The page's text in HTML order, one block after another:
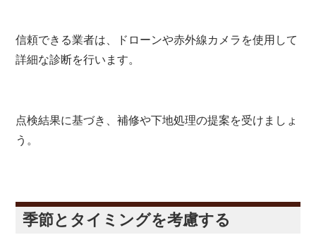
信頼できる業者は、ドローンや赤外線カメラを使用して
詳細な診断を行います。
点検結果に基づき、補修や下地処理の提案を受けましょ
う。
季節とタイミングを考慮する